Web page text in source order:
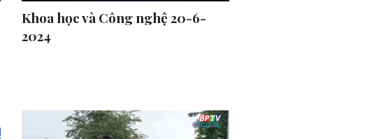
Khoa học và Công nghệ 20-6-
2024